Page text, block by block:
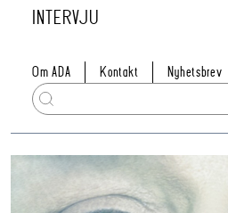
INTERVJU
Om ADA Kontakt Nyhetsbrev